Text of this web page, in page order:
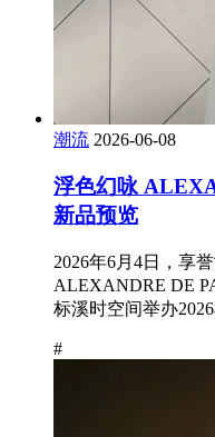
潮流 2026-06-08
浮色幻咏
新品预览
2026年6月4日，享
ALEXANDRE DE
标溪时空间举办
#